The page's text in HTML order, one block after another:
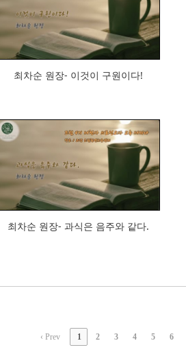
945
최차순 원장- 이것이 구원이다!
579
최차순 원장- 과식은 음주와 같다.
‹ Prev 1 2 3 4 5 6